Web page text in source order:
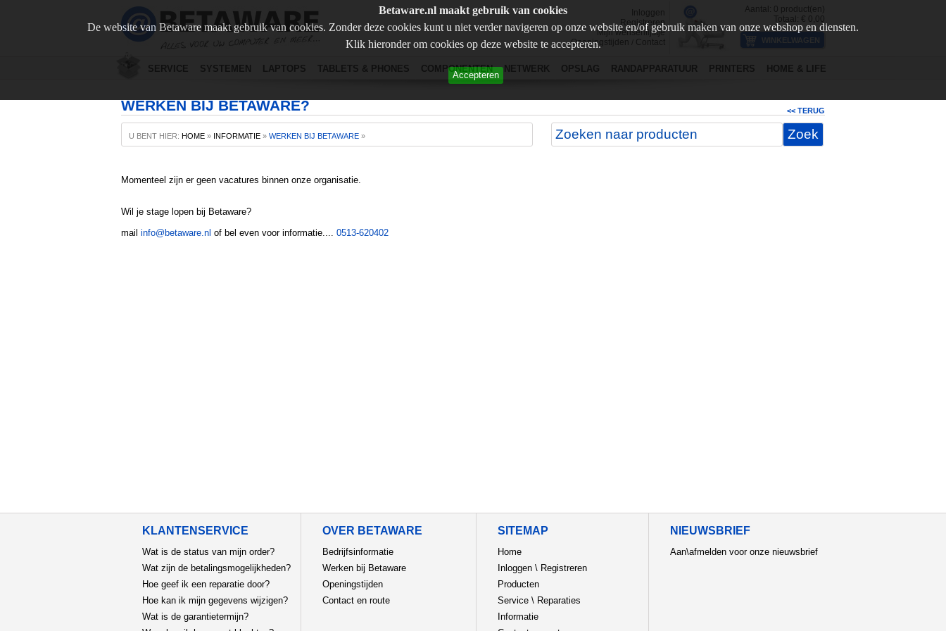
Betaware.nl maakt gebruik van cookies
De website van Betaware maakt gebruik van cookies. Zonder deze cookies kunt u niet verder navigeren op onze website en/of gebruik maken van onze webshop en diensten.
Klik hieronder om cookies op deze website te accepteren.
Accepteren
Inloggen
Registreren
Mijn wensenlijstje
Openingstijden
Contact
Aantal: 0 product(en)
Totaal: €
0,00
SERVICE SYSTEMEN LAPTOPS TABLETS & PHONES COMPONENTEN NETWERK OPSLAG RANDAPPARATUUR PRINTERS HOME & LIFE
WERKEN BIJ BETAWARE? << TERUG
U BENT HIER: HOME » INFORMATIE » WERKEN BIJ BETAWARE »
Momenteel zijn er geen vacatures binnen onze organisatie.
Wil je stage lopen bij Betaware?
mail info@betaware.nl of bel even voor informatie.... 0513-620402
KLANTENSERVICE
Wat is de status van mijn order?
Wat zijn de betalingsmogelijkheden?
Hoe geef ik een reparatie door?
Hoe kan ik mijn gegevens wijzigen?
Wat is de garantietermijn?
OVER BETAWARE
Bedrijfsinformatie
Werken bij Betaware
Openingstijden
Contact en route
SITEMAP
Home
Inloggen \ Registreren
Producten
Service \ Reparaties
Informatie
NIEUWSBRIEF
Aan\afmelden voor onze nieuwsbrief